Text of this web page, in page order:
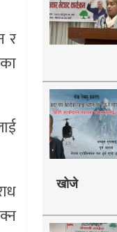
र
खोजे